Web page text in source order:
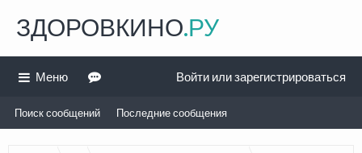
ЗДОРОВКИНО.РУ
Меню
Поиск сообщений Последние сообщения
Войти или зарегистрироваться